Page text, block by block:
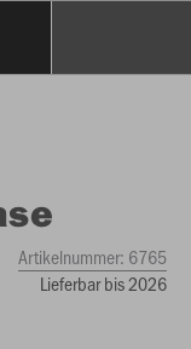
Artikelnummer: 6765
Lieferbar bis 2026